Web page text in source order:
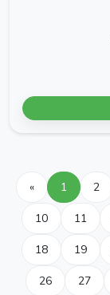
« 1 2
10 11
18 19
26 27